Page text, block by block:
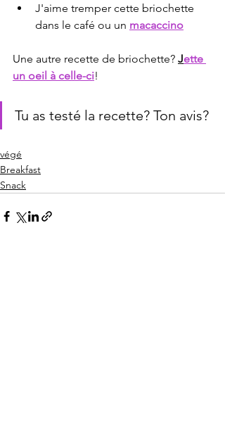
J'aime tremper cette briochette
dans le café ou un macaccino
Une autre recette de briochette? Jette
un oeil à celle-ci!
Tu as testé la recette? Ton avis?
végé
Breakfast
Snack